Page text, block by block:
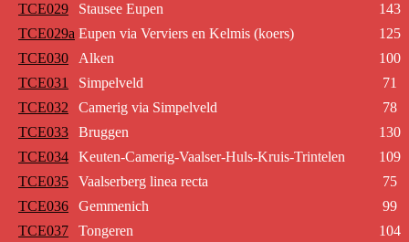
TCE029
Stausee Eupen
143
TCE029a Eupen via Verviers en Kelmis (koers)
125
TCE030
Alken
100
TCE031
Simpelveld
71
TCE032
Camerig via Simpelveld
78
TCE033
Bruggen
130
TCE034
Keuten-Camerig-Vaalser-Huls-Kruis-Trintelen
109
TCE035
Vaalserberg linea recta
75
TCE036
Gemmenich
99
TCE037
Tongeren
104